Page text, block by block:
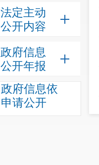
法定主动
公开内容
政府信息
公开年报
政府信息依
申请公开